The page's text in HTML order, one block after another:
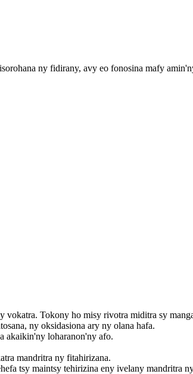
ny fidirany, avy eo fonosina mafy
Tokony ho misy rivotra miditra sy
ny oksidasiona ary ny olana hafa.
akaikin'ny loharanon'ny afo.
mandritra ny fitahirizana.
tsy maintsy tehirizina eny ivelany mandritra